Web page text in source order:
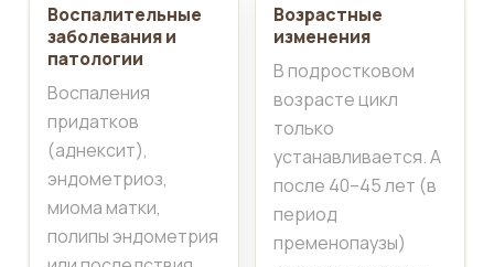
Воспалительные
заболевания и
патологии
Воспаления
придатков
(аднексит),
эндометриоз,
миома матки,
полипы эндометрия
Возрастные
изменения
В подростковом
возрасте цикл
только
устанавливается. А
после 40–45 лет (в
период
пременопаузы)